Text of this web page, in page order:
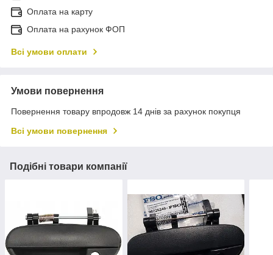
Оплата на карту
Оплата на рахунок ФОП
Всі умови оплати
Умови повернення
Повернення товару впродовж 14 днів за рахунок покупця
Всі умови повернення
Подібні товари компанії